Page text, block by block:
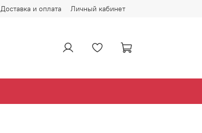
Доставка и оплата Личный кабинет